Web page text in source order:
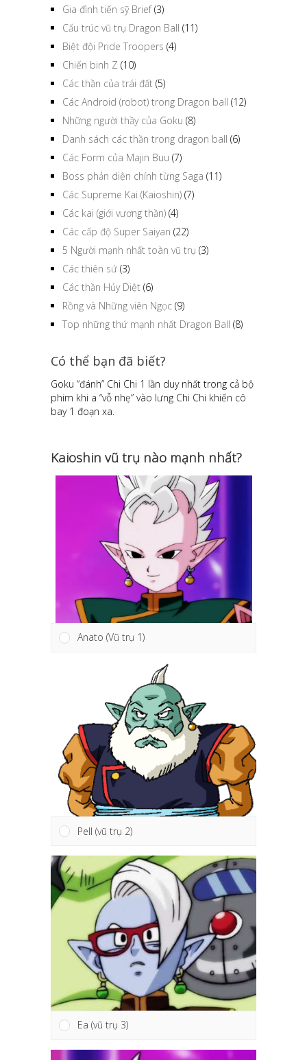
Gia đình tiến sỹ Brief(3)
Cấu trúc vũ trụ Dragon Ball (11)
Biệt đội Pride Troopers (4)
Chiến binh Z (10)
Các thần của trái đất (5)
Các Android (robot) trong Dragon ball (12)
Những người thầy của Goku (8)
Danh sách các thần trong dragon ball (6)
Các Form của Majin Buu (7)
Boss phản diện chính từng Saga (11)
Các Supreme Kai (Kaioshin) (7)
Các kai (giới vương thần) (4)
Các cấp độ Super Saiyan (22)
5 Người mạnh nhất toàn vũ trụ (3)
Các thiên sứ (3)
Các thần Hủy Diệt (6)
Rồng và Những viên Ngọc (9)
Top những thứ mạnh nhất Dragon Ball (8)
Có thể bạn đã biết?
Goku “đánh” Chi Chi 1 lần duy nhất trong cả bộ
phim khi a “vỗ nhẹ” vào lưng Chi Chi khiến cô
bay 1 đoạn xa.
Kaioshin vũ trụ nào mạnh nhất?
Anato (Vũ trụ 1)
Pell (vũ trụ 2)
Ea (vũ trụ 3)